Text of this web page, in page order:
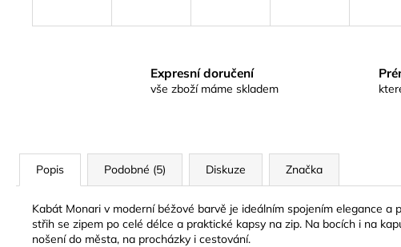
Expresní doručení
vše zboží máme skladem
Popis Podobné (5) Diskuze Značka
Kabát Monari v moderní béžové barvě je ideálním spojením elegance
střih se zipem po celé délce a praktické kapsy na zip. Na bocích i na
nošení do města, na procházky i cestování.